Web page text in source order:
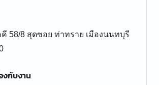
58/8 สุดซอย ท่าทราย เมืองนนทบุรี
งกับงาน